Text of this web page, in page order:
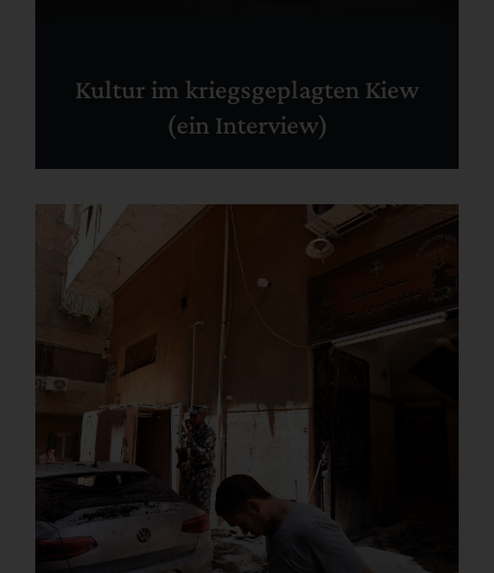
Kultur im kriegsgeplagten Kiew
(ein Interview)